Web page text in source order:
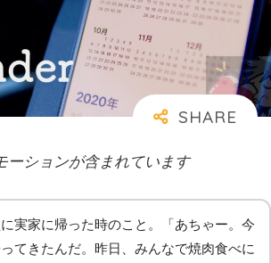
ーションが含まれています
実家に帰った時のこと。「あちゃー。今
てきたんだ。昨日、みんなで焼肉食べに